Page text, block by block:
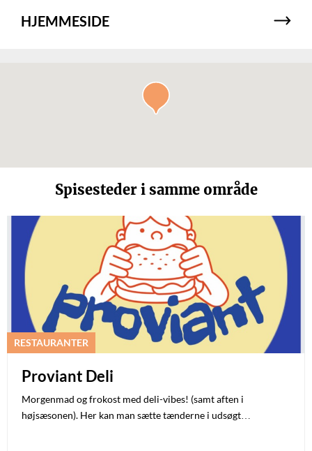
HJEMMESIDE
Spisesteder i samme område
RESTAURANTER
Proviant Deli
Morgenmad og frokost med deli-vibes! (samt aften i
højsæsonen). Her kan man sætte tænderne i udsøgt…